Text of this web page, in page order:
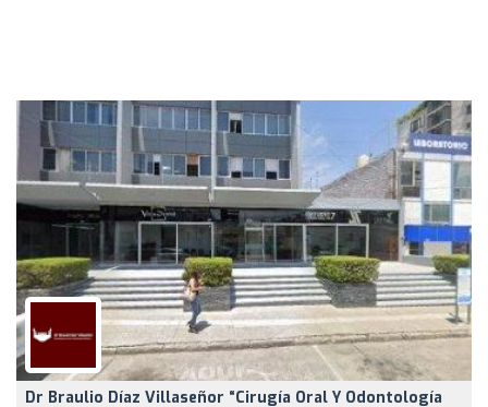
Dr Braulio Díaz Villaseñor “Cirugía Oral Y Odontología